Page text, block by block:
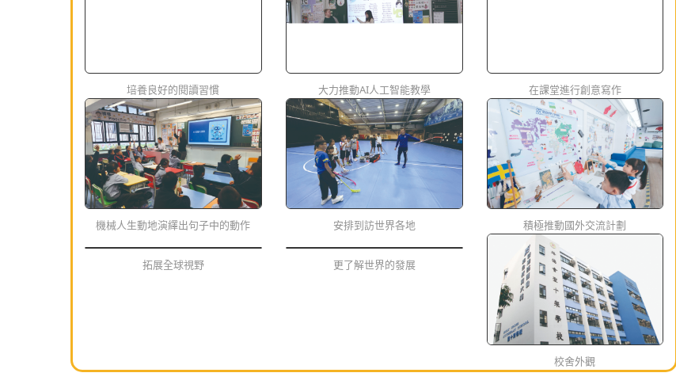
培養良好的閱讀習慣 大力推動AI人工智能教學 在課堂進行創意寫作
機械人生動地演繹出句子中的動作 安排到訪世界各地 積極推動國外交流計劃
拓展全球視野 更了解世界的發展
校舍外觀